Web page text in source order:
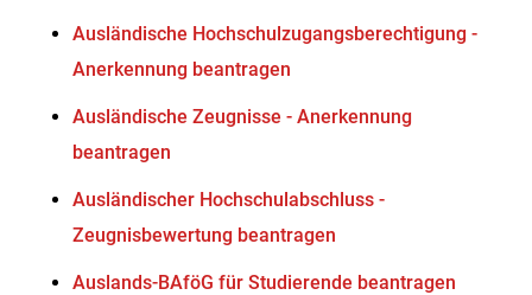
Ausländische Hochschulzugangsberechtigung -
Anerkennung beantragen
Ausländische Zeugnisse - Anerkennung
beantragen
Ausländischer Hochschulabschluss -
Zeugnisbewertung beantragen
Auslands-BAföG für Studierende beantragen